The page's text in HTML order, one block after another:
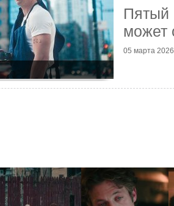
Пятый
может
05 марта 2026